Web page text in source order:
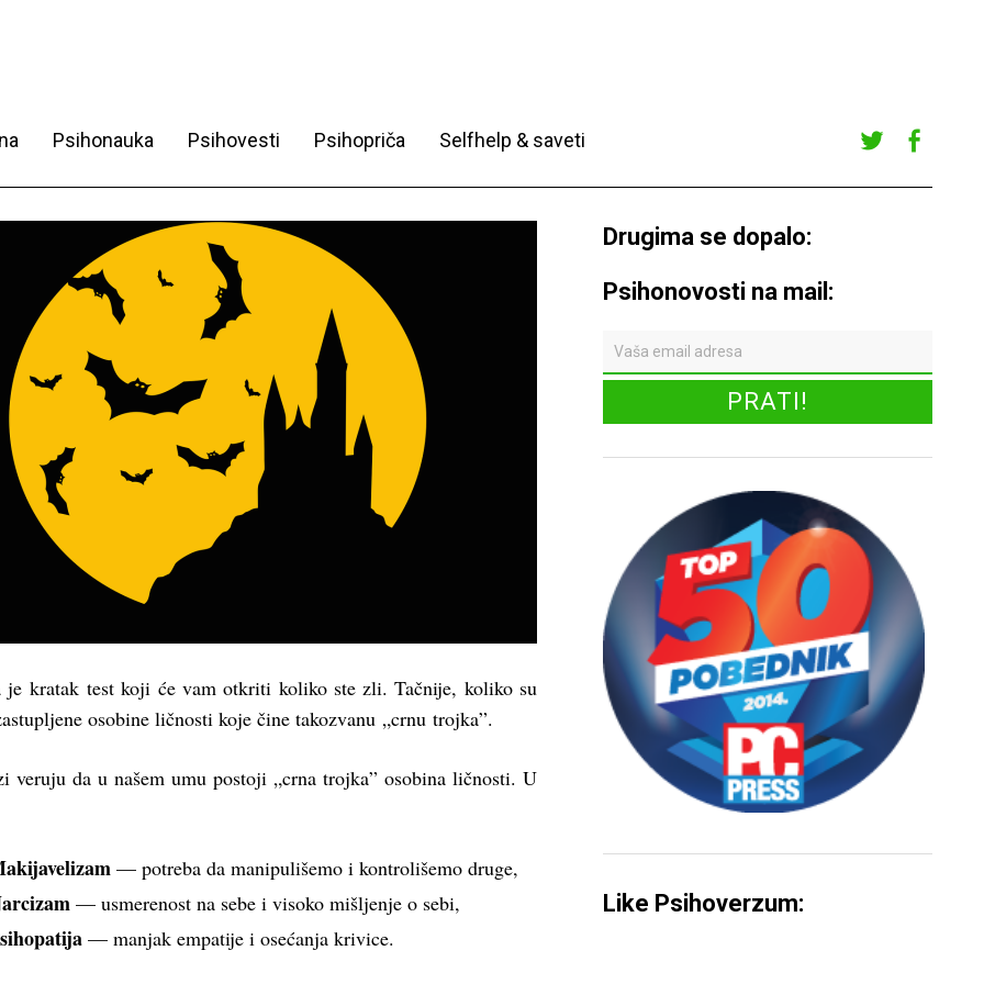
Psihonauka Psihovesti Psihopriča Selfhelp & saveti
r
ook
je kratak test koji će vam otkriti koliko ste zli. Tačnije, koliko su
osobine ličnosti koje čine takozvanu „crnu trojka”.
veruju da u našem umu postoji „crna trojka” osobina ličnosti. U
— potreba da manipulišemoi kontrolišemo druge,
— usmerenost na sebe i visoko mišljenje o sebi,
— manjak empatijei osećanja krivice.
Drugima se dopalo:
Psihonovosti na mail:
Like Psihoverzum: